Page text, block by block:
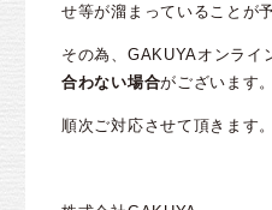
せ等が溜まっていることが
その為、GAKUYAオンライ
合わない場合がございます。
順次ご対応させて頂きます